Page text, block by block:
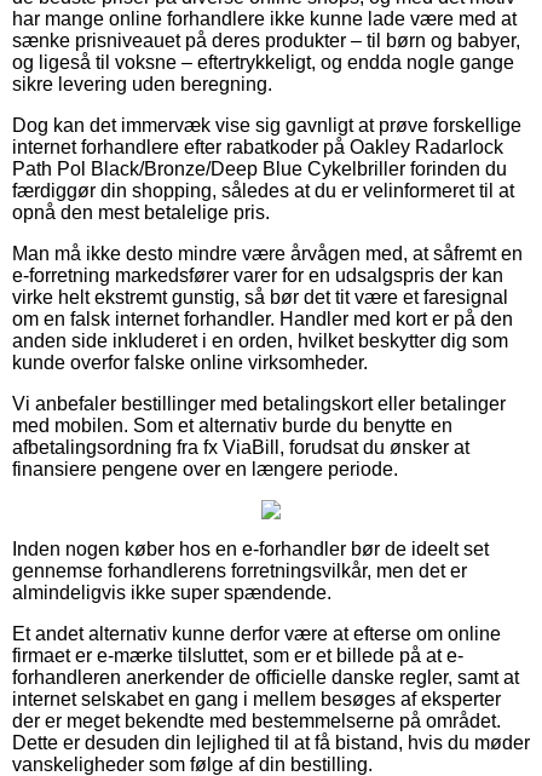
har mange online forhandlere ikke kunne lade være med at
sænke prisniveauet på deres produkter – til børn og babyer,
og ligeså til voksne – eftertrykkeligt, og endda nogle gange
sikre levering uden beregning.
Dog kan det immervæk vise sig gavnligt at prøve forskellige
internet forhandlere efter rabatkoder på Oakley Radarlock
Path Pol Black/Bronze/Deep Blue Cykelbriller forinden du
færdiggør din shopping, således at du er velinformeret til at
opnå den mest betalelige pris.
Man må ikke desto mindre være årvågen med, at såfremt en
e-forretning markedsfører varer for en udsalgspris der kan
virke helt ekstremt gunstig, så bør det tit være et faresignal
om en falsk internet forhandler. Handler med kort er på den
anden side inkluderet i en orden, hvilket beskytter dig som
kunde overfor falske online virksomheder.
Vi anbefaler bestillinger med betalingskort eller betalinger
med mobilen. Som et alternativ burde du benytte en
afbetalingsordning fra fx ViaBill, forudsat du ønsker at
finansiere pengene over en længere periode.
Inden nogen køber hos en e-forhandler bør de ideelt set
gennemse forhandlerens forretningsvilkår, men det er
almindeligvis ikke super spændende.
Et andet alternativ kunne derfor være at efterse om online
firmaet er e-mærke tilsluttet, som er et billede på at e-
forhandleren anerkender de officielle danske regler, samt at
internet selskabet en gang i mellem besøges af eksperter
der er meget bekendte med bestemmelserne på området.
Dette er desuden din lejlighed til at få bistand, hvis du møder
vanskeligheder som følge af din bestilling.